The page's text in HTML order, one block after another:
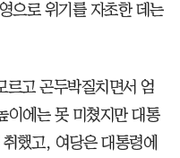
으로 위기를 자초한 데는
르고 곤두박질치면서 엄
이에는 못 미쳤지만 대통
했고, 여당은 대통령에